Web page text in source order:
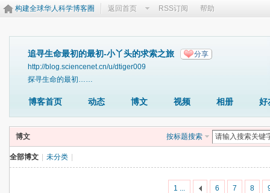
构建全球华人科学博客圈 返回首页 RSS订阅 帮助
追寻生命最初的最初-小丫头的求索之旅 分享
http://blog.sciencenet.cn/u/dtiger009
探寻生命的最初……
博客首页 动态 博文 视频 相册 好
博文 按标题搜索
全部博文 未分类
1 ... 6 7 8